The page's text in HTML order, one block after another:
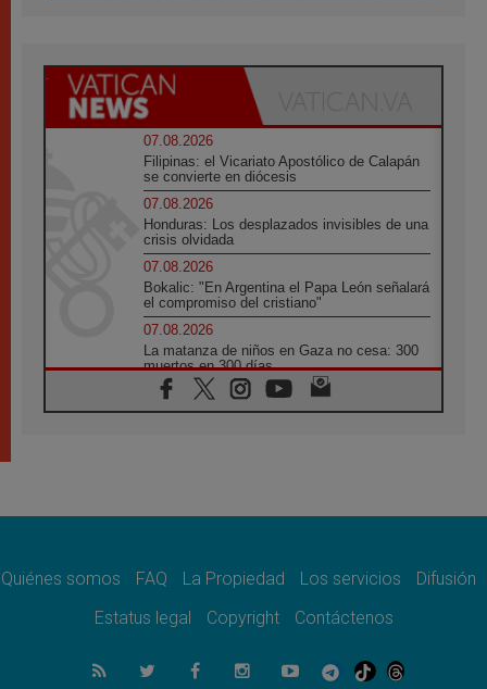
07.08.2026
Filipinas: el Vicariato Apostólico de Calapán
se convierte en diócesis
07.08.2026
Honduras: Los desplazados invisibles de una
crisis olvidada
07.08.2026
Bokalic: "En Argentina el Papa León señalará
el compromiso del cristiano"
07.08.2026
La matanza de niños en Gaza no cesa: 300
muertos en 300 días
07.08.2026
Tagle: La guerra desfigura el mundo, solo la
como misión al servicio del Evangelio
SIGNIS 2026, dar voz a las religiosas en el
07.08.2026
Lanzan un proyecto de empoderamiento
Quiénes somos FAQ La Propiedad Los servicios
Difusión
Estatus legal
Copyright Contáctenos